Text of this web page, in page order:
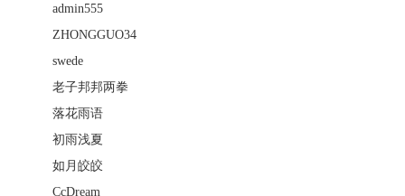
admin555
ZHONGGUO34
swede
老子邦邦两拳
落花雨语
初雨浅夏
如月皎皎
CcDream